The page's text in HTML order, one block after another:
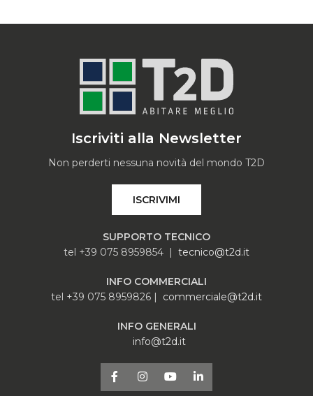
Iscriviti alla Newsletter
Non perderti nessuna novità del mondo T2D
ISCRIVIMI
SUPPORTO TECNICO
tel +39 075 8959854 | tecnico@t2d.it
INFO COMMERCIALI
tel +39 075 8959826 | commerciale@t2d.it
INFO GENERALI
info@t2d.it